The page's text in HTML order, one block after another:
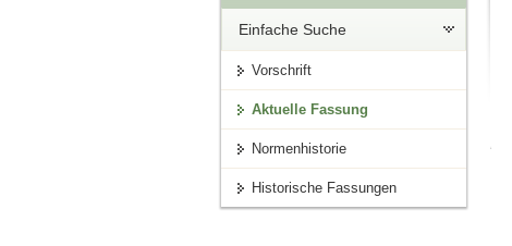
Einfache Suche
Vorschrift
Aktuelle Fassung
Normenhistorie
Historische Fassungen